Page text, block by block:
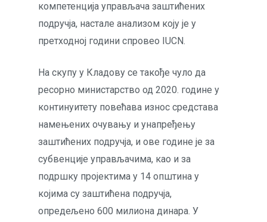
компетенција управљача заштићених
подручја, настале анализом коју је у
претходној години спровео IUCN.
На скупу у Кладову се такође чуло да
ресорно министарство од 2020. године у
континуитету повећава износ средстава
намењених очувању и унапређењу
заштићених подручја, и ове године је за
субвенције управљачима, као и за
подршку пројектима у 14 општина у
којима су заштићена подручја,
опредељено 600 милиона динара. У